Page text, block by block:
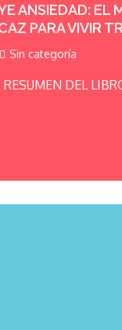
ANSIEDAD: EL
PARA VIVIR
Sin categoría
RESUMEN DEL